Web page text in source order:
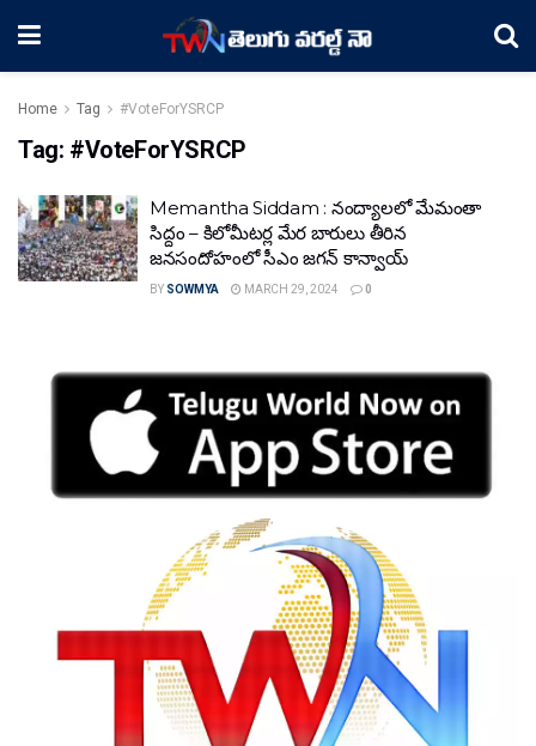
Home Tag #VoteForYSRCP
Tag: #VoteForYSRCP
Memantha Siddam : నంద్యాలలో మేమంతా
సిద్దం – కిలోమీటర్ల మేర బారులు తీరిన
జనసందోహంలో సీఎం జగన్‌ కాన్వాయ్‌
BY SOWMYA MARCH 29, 2024 0